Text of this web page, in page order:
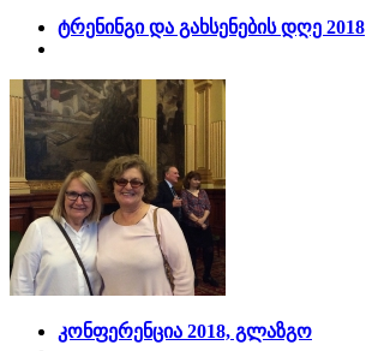
ტრენინგი და გახსენების დღე 2018
კონფერენცია 2018, გლაზგო